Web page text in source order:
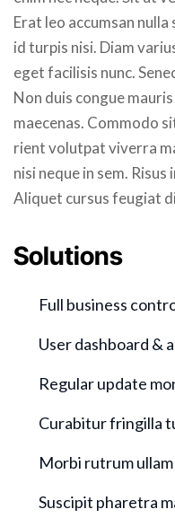
Erat leo accumsan
id turpis nisi. Diam
eget facilisis nunc.
Non duis congue
maecenas. Commodo
rient volutpat viverra
nisi neque in sem.
Aliquet cursus feugiat
Solutions
Full business
User dashboard &
Regular update
Curabitur fringilla
Morbi rutrum
Suscipit pharetra